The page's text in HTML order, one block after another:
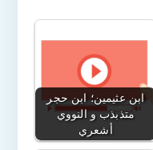
ابن عثيمين؛ ابن حجر
متذبذب و النووي
أشعري